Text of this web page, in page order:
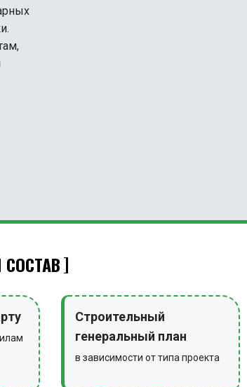
Строительный
генеральный план
в зависимости от типа проекта